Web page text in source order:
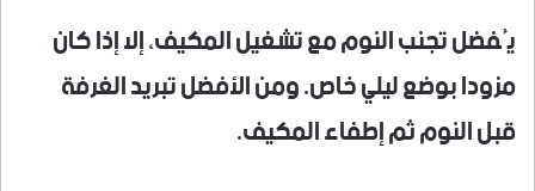
يُفضل تجنب النوم مع تشغيل المكيف، إلا إذا كان
مزودا بوضع ليلي خاص. ومن الأفضل تبريد الغرفة
قبل النوم ثم إطفاء المكيف.